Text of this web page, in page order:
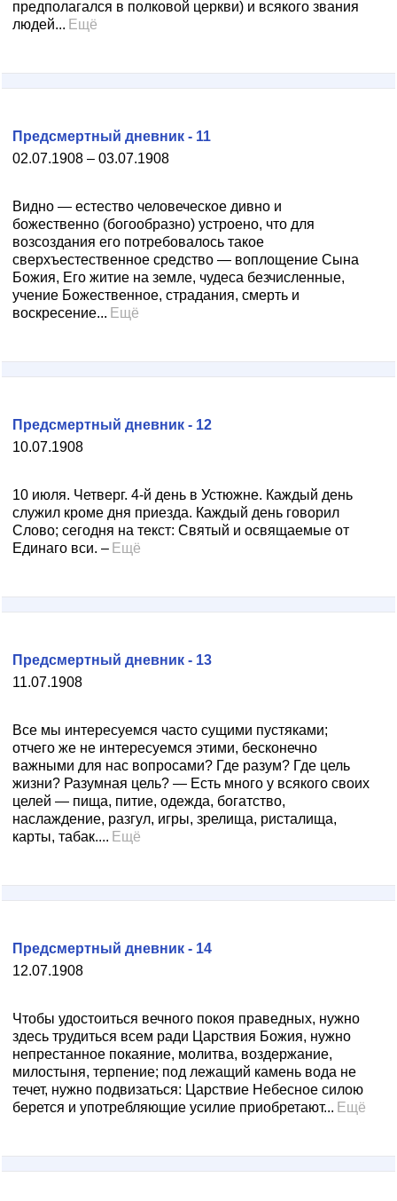
предполагался в полковой церкви) и всякого звания
людей... Ещё
02.07.1908 – 03.07.1908
Предсмертный дневник - 11
Видно — естество человеческое дивно и
божественно (богообразно) устроено, что для
возсоздания его потребовалось такое
сверхъестественное средство — воплощение Сына
Божия, Его житие на земле, чудеса безчисленные,
учение Божественное, страдания, смерть и
воскресение... Ещё
10.07.1908
Предсмертный дневник - 12
10 июля. Четверг. 4-й день в Устюжне. Каждый день
служил кроме дня приезда. Каждый день говорил
Слово; сегодня на текст: Святый и освящаемые от
Единаго вси. – Ещё
11.07.1908
Предсмертный дневник - 13
Все мы интересуемся часто сущими пустяками;
отчего же не интересуемся этими, бесконечно
важными для нас вопросами? Где разум? Где цель
жизни? Разумная цель? — Есть много у всякого своих
целей — пища, питие, одежда, богатство,
наслаждение, разгул, игры, зрелища, ристалища,
карты, табак.... Ещё
12.07.1908
Предсмертный дневник - 14
Чтобы удостоиться вечного покоя праведных, нужно
здесь трудиться всем ради Царствия Божия, нужно
непрестанное покаяние, молитва, воздержание,
милостыня, терпение; под лежащий камень вода не
течет, нужно подвизаться: Царствие Небесное силою
берется и употребляющие усилие приобретают... Ещё